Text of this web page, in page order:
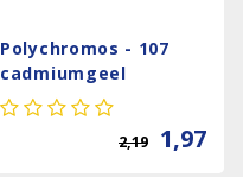
Polychromos - 107
cadmiumgeel
2,19 1,97